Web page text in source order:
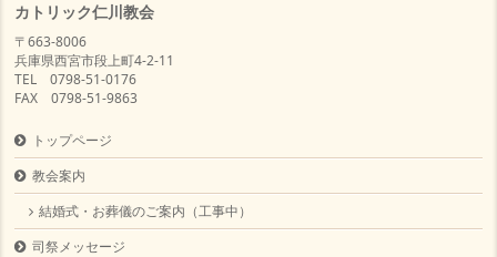
カトリック仁川教会
〒663-8006
兵庫県西宮市段上町4-2-11
TEL 0798-51-0176
FAX 0798-51-9863
トップページ
教会案内
結婚式・お葬儀のご案内（工事中）
司祭メッセージ